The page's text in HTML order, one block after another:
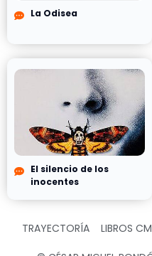
La Odisea
El silencio de los
inocentes
TRAYECTORÍA LIBROS